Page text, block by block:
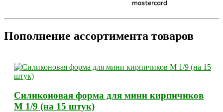
Пополнение ассортимента товаров
Силиконовая форма для мини кирпичиков
М 1/9 (на 15 штук)